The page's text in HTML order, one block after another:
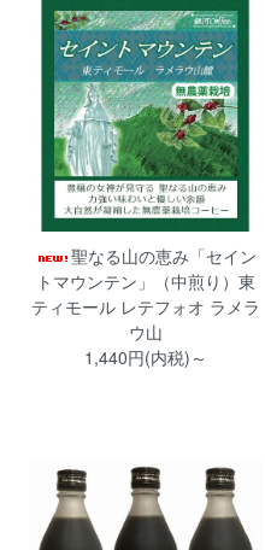
聖なる山の恵み「セイン
トマウンテン」（中煎り）東
ティモール レテフォオ ラメラ
ウ山
1,440円(内税)～